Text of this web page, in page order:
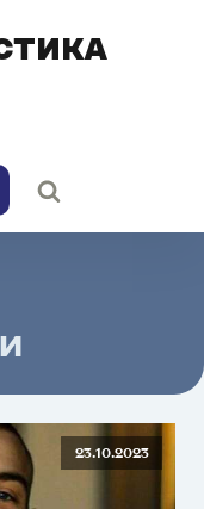
23.10.2023